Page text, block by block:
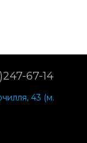
67-14
43 (м.